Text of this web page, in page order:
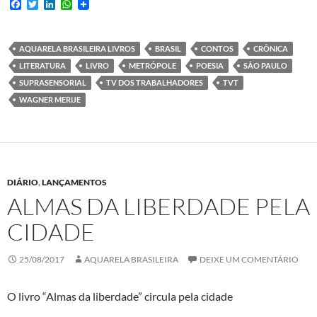
b
o
o
k
t
e
r
e
d
I
n
W
s
A
p
p
AQUARELA BRASILEIRA LIVROS BRASIL CONTOS
CRÔNICA
LITERATURA
LIVRO METRÓPOLE POESIA
SÃO PAULO
SUPRASENSORIAL
TV DOS TRABALHADORES
TVT
WAGNER MERIJE
DIÁRIO,LANÇAMENTOS
ALMAS DA LIBERDADE PELA
CIDADE
25/08/2017 AQUARELA BRASILEIRA DEIXE UM COMENTÁRIO
O livro “Almas da liberdade” circula pela cidade